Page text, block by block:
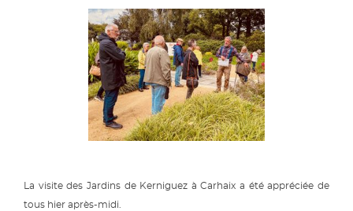
La visite des Jardins de Kerniguez à Carhaix a été appréciée de
tous hier après-midi.